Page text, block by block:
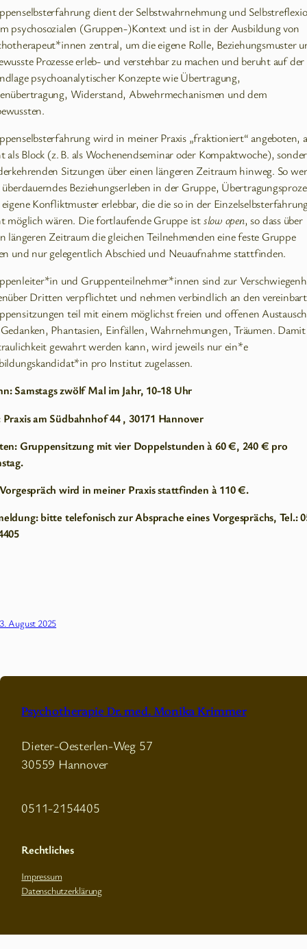
dient der Selbstwahrnehmung und
psychosozialen (Gruppen-)Kontext und ist in der Ausbildung von
zentral, um die eigene Rolle, Beziehungsmuster
Prozesse erleb- und verstehbar zu machen und beruht auf der
psychoanalytischer Konzepte wie Übertragung,
Widerstand, Abwehrmechanismen und dem
wird in meiner Praxis „fraktioniert“ angeboten,
als Block (z. B. als Wochenendseminar oder Kompaktwoche),
Sitzungen über einen längeren Zeitraum hinweg. So
Beziehungserleben in der Gruppe,
Konfliktmuster erlebbar, die die so in der
möglich wären. Die fortlaufende Gruppe istslow open, so dass über
längeren Zeitraum die gleichen Teilnehmenden eine feste Gruppe
und nur gelegentlich Abschied und Neuaufnahme stattfinden.
und Gruppenteilnehmer*innen sind zur
Dritten verpflichtet und nehmen verbindlich an den
teil mit einem möglichst freien und offenen Austausch
Phantasien, Einfällen, Wahrnehmungen, Träumen.
gewahrt werden kann, wird jeweils nur ein*e
pro Institut zugelassen.
Samstags zwölf Mal im Jahr, 10-18 Uhr
am Südbahnhof 44 , 30171 Hannover
Gruppensitzung mit vier Doppelstunden à 60 €, 240 € pro
wird in meiner Praxis stattfinden à 110 €.
bitte telefonisch zur Absprache eines Vorgesprächs, Tel.:
August 2025
Psychotherapie Dr. med. Monika Krimmer
Dieter-Oesterlen-Weg 57
30559 Hannover
0511-2154405
Rechtliches
Impressum
Datenschutzerklärung